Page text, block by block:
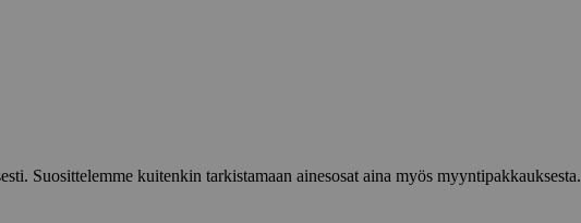
Suosittelemme kuitenkin tarkistamaan ainesosat aina myös myyntipakkauksesta.